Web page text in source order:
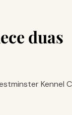
duas
Kennel